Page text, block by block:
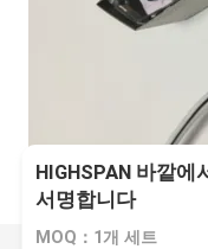
HIGHSPAN 바깥에
서명합니다
MOQ：1개 세트